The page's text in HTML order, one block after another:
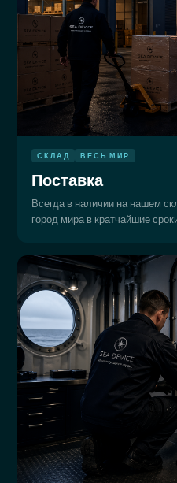
СКЛАД ВЕСЬ МИР
Поставка
Всегда в наличии на нашем
город мира в кратчайшие